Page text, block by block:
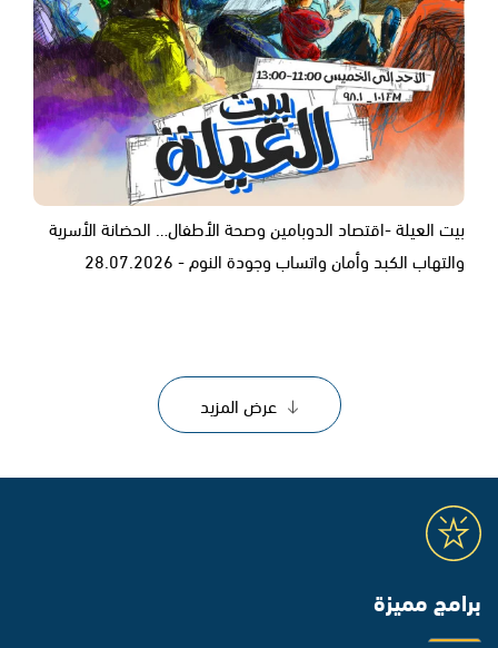
بيت العيلة -اقتصاد الدوبامين وصحة الأطفال… الحضانة الأسرية
والتهاب الكبد وأمان واتساب وجودة النوم - 28.07.2026
عرض المزيد
برامج مميزة